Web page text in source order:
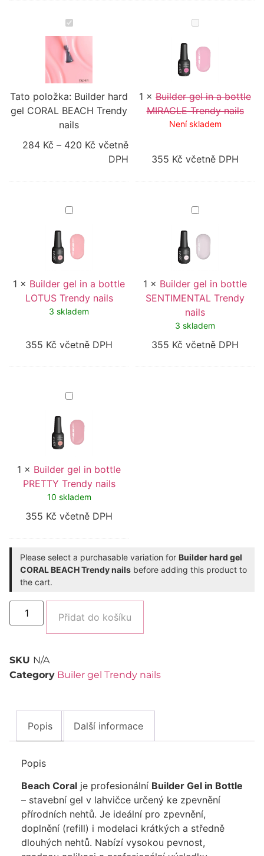
Builder
hard
gel
CORAL
BEACH
nails
Tato položka: Builder hard
gel CORAL BEACH Trendy
nails
284 Kč – 420 Kč včetně
DPH
Builder
gel
a
bottle
MIRACLE
1 × Builder gel in a bottle
MIRACLE Trendy nails
Není skladem
355 Kč včetně DPH
Builder
gel
a
bottle
LOTUS
1 × Builder gel in a bottle
LOTUS Trendy nails
3 skladem
355 Kč včetně DPH
Builder
gel
bottle
Trendy
1 × Builder gel in bottle
SENTIMENTAL Trendy
nails
3 skladem
355 Kč včetně DPH
Builder
gel
bottle
PRETTY
Trendy
1 × Builder gel in bottle
PRETTY Trendy nails
10 skladem
355 Kč včetně DPH
Please select a purchasable variation for Builder hard gel
CORAL BEACH Trendy nails before adding this product to
the cart.
Přidat do košíku
SKU N/A
Category Builer gel Trendy nails
Popis Další informace
Popis
Beach Coral je profesionální Builder Gel in Bottle
– stavební gel v lahvičce určený ke zpevnění
přírodních nehtů. Je ideální pro zpevnění,
doplnění (refill) i modelaci krátkých a středně
dlouhých nehtů. Nabízí vysokou pevnost,